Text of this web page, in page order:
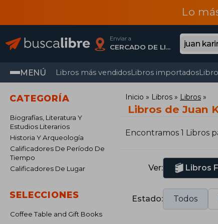
Lo
Enviar a
CERCADO DE LIMA, Lima
MENÚ Libros más vendidosLibros importados
CATEGORÍA
Biografías, Literatura Y
Estudios Literarios
Historia Y Arqueología
Calificadores De Período De
Tiempo
Calificadores De Lugar
SELECCIONES
Coffee Table and Gift Books
Inicio Libros Libros
Libros de Juan
Encontramos 1 Libros
Ver: Libros
Estado: Todos